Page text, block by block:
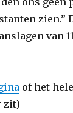
zien.”
of het
zit)